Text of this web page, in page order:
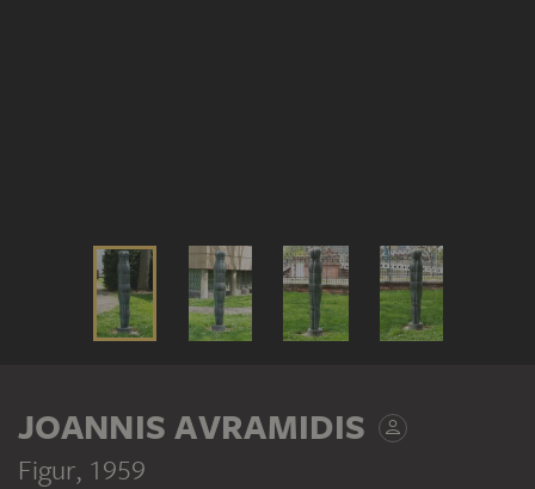
JOANNIS AVRAMIDIS
Figur, 1959